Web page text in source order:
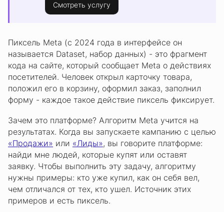
Смотреть услугу
Пиксель Meta (с 2024 года в интерфейсе он
называется Dataset, набор данных) - это фрагмент
кода на сайте, который сообщает Meta о действиях
посетителей. Человек открыл карточку товара,
положил его в корзину, оформил заказ, заполнил
форму - каждое такое действие пиксель фиксирует.
Зачем это платформе? Алгоритм Meta учится на
результатах. Когда вы запускаете кампанию с целью
«Продажи» или «Лиды», вы говорите платформе:
найди мне людей, которые купят или оставят
заявку. Чтобы выполнить эту задачу, алгоритму
нужны примеры: кто уже купил, как он себя вел,
чем отличался от тех, кто ушел. Источник этих
примеров и есть пиксель.